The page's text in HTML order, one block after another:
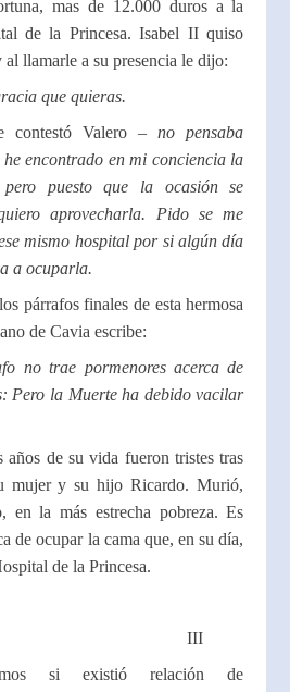
mas de 12.000 duros a la
de la Princesa. Isabel II quiso
llamarle a su presencia le dijo:
que quieras.
contestó Valero – no pensaba
encontrado en mi conciencia la
pero puesto que la ocasión se
aprovecharla. Pido se me
mismo hospital por si algún día
a ocuparla.
párrafos finales de esta hermosa
de Cavia escribe:
no trae pormenores acerca de
Pero la Muerte ha debido vacilar
años de su vida fueron tristes tras
mujer y su hijo Ricardo. Murió,
en la más estrecha pobreza. Es
de ocupar la cama que, en su día,
de la Princesa.
si existió relación de